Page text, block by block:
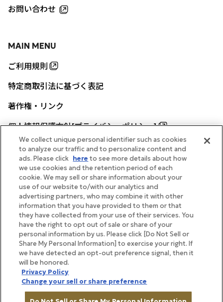
MAIN MENU
ご利用規則
特定商取引法に基づく表記
著作権・リンク
個人情報保護方針[プライバシーポリシー]
お問い合わせ
帝国ホテル公式サイト
FOLLOW
Copyright Imperial Hotel, Ltd.
We collect unique personal identifier such as cookies
to analyze our traffic and to personalize content and
ads. Please click here to see more details about how
we use cookies and the retention period of each
cookie. We may sell or share information about your
use of our website to/with our analytics and
advertising partners, who may combine it with other
information that you have provided to them or that
they have collected from your use of their services. You
have the right to opt out of sale or share of your
personal information by us. Please click [Do Not Sell or
Share My Personal Information] to exercise your right. If
we have detected an opt-out preference signal, then it
will be honored.
Privacy Policy
Change your sell or share preference